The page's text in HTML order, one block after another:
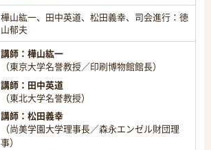
樺山紘一、田中英道、松田義幸、司会進行：徳
山郁夫
講師： 樺山紘一
（東京大学名誉教授／印刷博物館館長）
講師： 田中英道
（東北大学名誉教授）
講師： 松田義幸
（尚美学園大学理事長／森永エンゼル財団理
事）